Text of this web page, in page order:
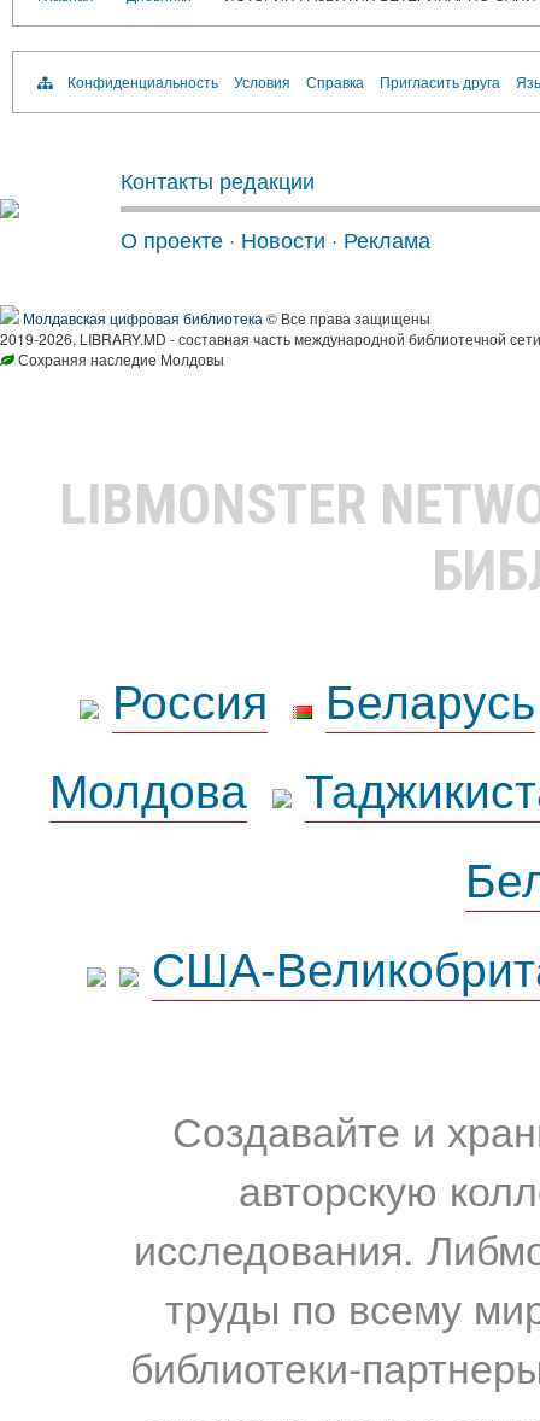
Конфиденциальность Условия Справка Пригласить друга
Контакты редакции
О проекте · Новости · Реклама
Молдавская цифровая библиотека © Все права защищены
2019-2026, LIBRARY.MD - составная часть международной библиотечной
Сохраняя наследие Молдовы
LIBMONSTER
Россия
Беларусь
Молдова
США-
Создавайте и
авторскую
исследования.
труды по всему
библиотеки-